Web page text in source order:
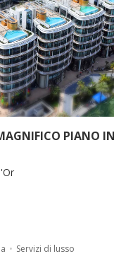
PIANO
Servizi di lusso